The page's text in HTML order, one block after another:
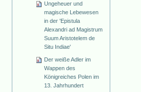
Ungeheuer und
magische Lebewesen
in der 'Epistula
Alexandri ad Magistrum
Suum Aristotelem de
Situ Indiae'
Der weiße Adler im
Wappen des
Königreiches Polen im
13. Jahrhundert